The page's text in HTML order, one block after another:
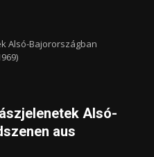
Alsó-Bajorországban
Alsó-
aus